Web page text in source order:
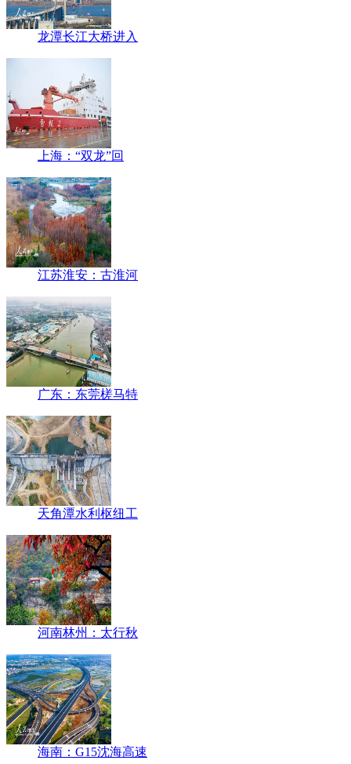
龙潭长江大桥进入
上海：“双龙”回
江苏淮安：古淮河
广东：东莞槎马特
天角潭水利枢纽工
河南林州：太行秋
海南：G15沈海高速